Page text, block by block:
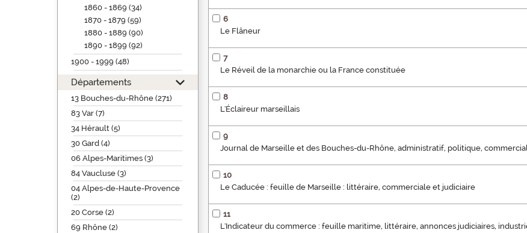
1860 - 1869 (34)
1870 - 1879 (59)
1880 - 1889 (90)
1890 - 1899 (92)
1900 - 1999 (48)
Départements
13 Bouches-du-Rhône (271)
83 Var (7)
34 Hérault (5)
30 Gard (4)
06 Alpes-Maritimes (3)
84 Vaucluse (3)
04 Alpes-de-Haute-Provence
(2)
20 Corse (2)
69 Rhône (2)
6
Le Flâneur
7
Le Réveil de la monarchie ou la France constituée
8
L'Éclaireur marseillais
9
Journal de Marseille et des Bouches-du-Rhône, administratif, politique,
10
Le Caducée : feuille de Marseille : littéraire, commerciale et judiciaire
11
L'Indicateur du commerce : feuille maritime, littéraire, annonces judiciaires,